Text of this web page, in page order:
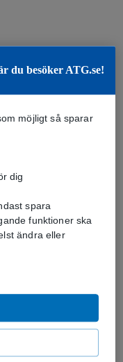
du besöker ATG.se!
möjligt så sparar
dig
spara
funktioner ska
ändra eller